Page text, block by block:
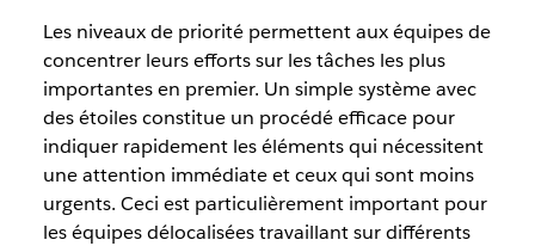
Les niveaux de priorité permettent aux équipes de
concentrer leurs efforts sur les tâches les plus
importantes en premier. Un simple système avec
des étoiles constitue un procédé efficace pour
indiquer rapidement les éléments qui nécessitent
une attention immédiate et ceux qui sont moins
urgents. Ceci est particulièrement important pour
les équipes délocalisées travaillant sur différents